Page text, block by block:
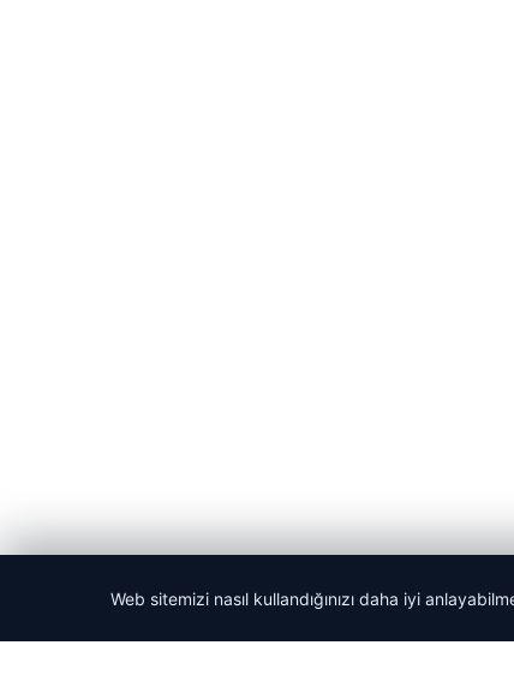
© 2026 Acil Rehber | Gündem Haberleri
Web sitemizi nasıl kullandığınızı daha iyi